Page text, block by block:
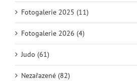
Fotogalerie 2025 (11)
Fotogalerie 2026 (4)
Judo (61)
Nezařazené (82)